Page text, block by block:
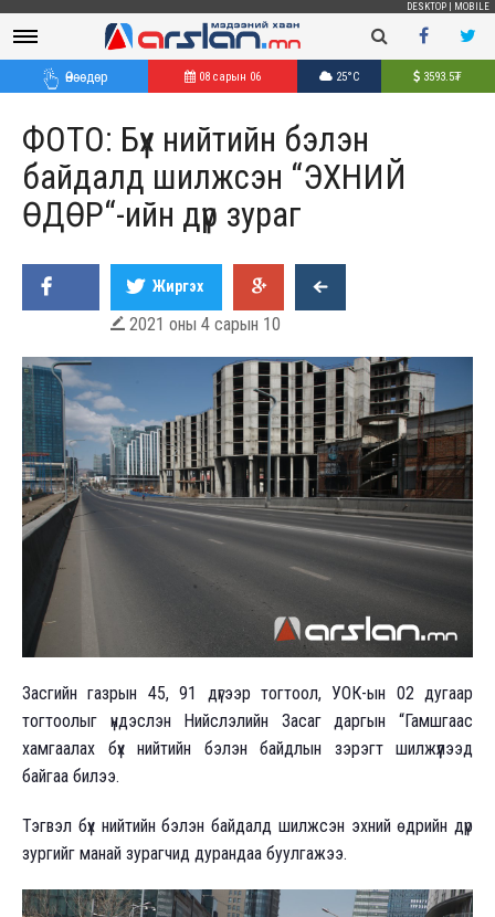
DESKTOP MOBILE
Өнөөдөр 08 сарын 06 25°C 3593.5₮
ФОТО: Бүх нийтийн бэлэн
байдалд шилжсэн “ЭХНИЙ
ӨДӨР“-ийн дүр зураг
Жиргэх
 2021 оны 4 сарын 10
Засгийн газрын 45, 91 дүгээр тогтоол, УОК-ын 02 дугаар
тогтоолыг үндэслэн Нийслэлийн Засаг даргын “Гамшгаас
хамгаалах бүх нийтийн бэлэн байдлын зэрэгт шилжүүлээд
байгаа билээ.
Тэгвэл бүх нийтийн бэлэн байдалд шилжсэн эхний өдрийн дүр
зургийг манай зурагчид дурандаа буулгажээ.